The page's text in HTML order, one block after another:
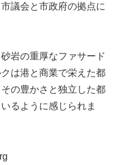
議会と市政府の拠点に
岩の重厚なファサード
は港と商業で栄えた都
の豊かさと独立した都
るように感じられま